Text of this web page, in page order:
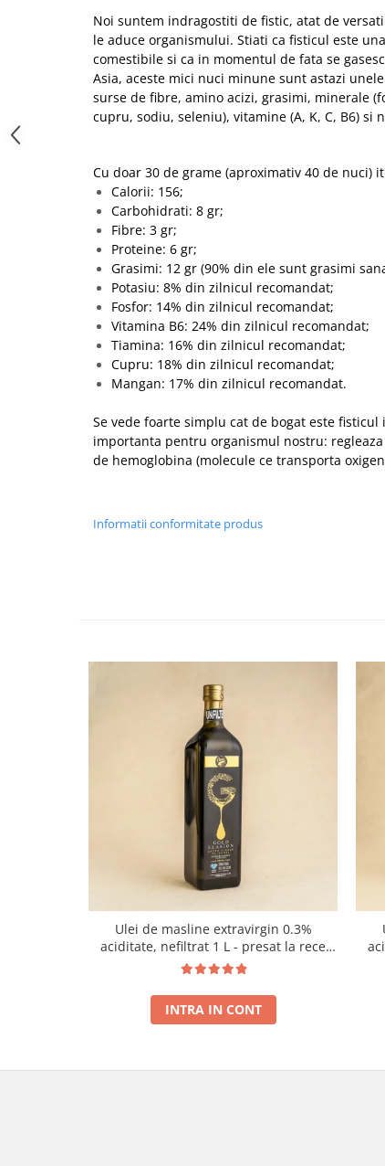
Noi suntem indragostiti de fistic, atat de
le aduce organismului. Stiati ca fisticul este
comestibile si ca in momentul de fata se
Asia, aceste mici nuci minune sunt astazi
surse de fibre, amino acizi, grasimi, minerale
cupru, sodiu, seleniu), vitamine (A, K, C, B6) si
Cu doar 30 de grame (aproximativ 40 de nuci)
Calorii: 156;
Carbohidrati: 8 gr;
Fibre: 3 gr;
Proteine: 6 gr;
Grasimi: 12 gr (90% din ele sunt grasimi
Potasiu: 8% din zilnicul recomandat;
Fosfor: 14% din zilnicul recomandat;
Vitamina B6: 24% din zilnicul recomandat;
Tiamina: 16% din zilnicul recomandat;
Cupru: 18% din zilnicul recomandat;
Mangan: 17% din zilnicul recomandat.
Se vede foarte simplu cat de bogat este
importanta pentru organismul nostru:
de hemoglobina (molecule ce transporta
Informatii conformitate produs
Ulei de masline extravirgin 0.3%
aciditate, nefiltrat 1 L - presat la rece
RECOLTA NOUA
INTRA IN CONT